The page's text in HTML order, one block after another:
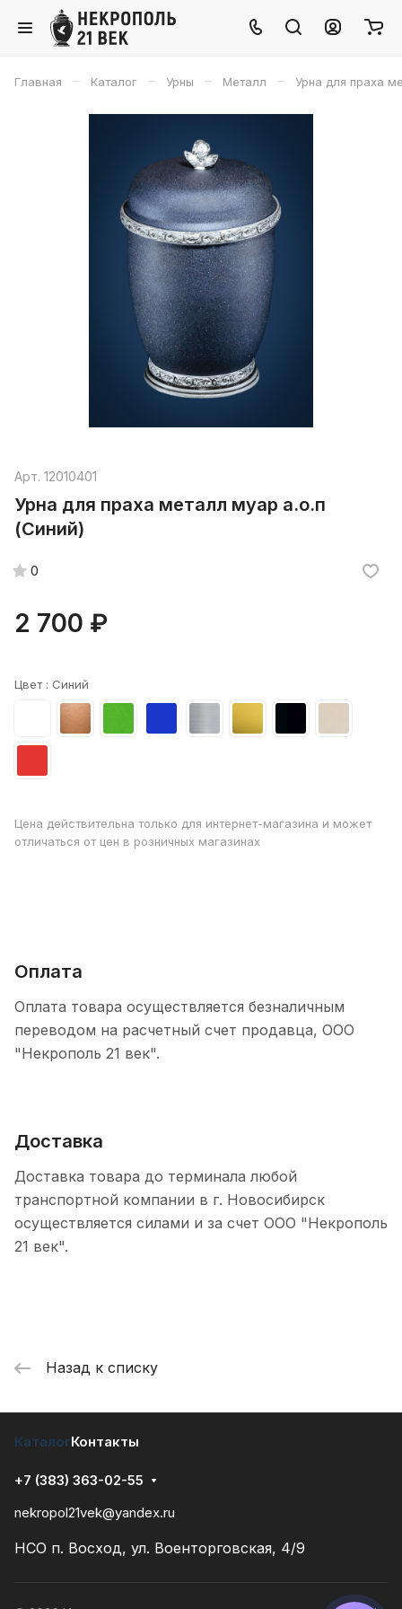
Главная – Каталог – Урны – Металл – Урна для праха
Арт. 12010401
Урна для праха металл муар а.о.п
(Синий)
0
2 700 ₽
Цвет : Синий
Цена действительна только для интернет-магазина и может
отличаться от цен в розничных магазинах
Оплата
Оплата товара осуществляется безналичным
переводом на расчетный счет продавца, ООО
"Некрополь 21 век".
Доставка
Доставка товара до терминала любой
транспортной компании в г. Новосибирск
осуществляется силами и за счет ООО "Некрополь
21 век".
Назад к списку
КаталогКонтакты
+7 (383) 363-02-55
nekropol21vek@yandex.ru
НСО п. Восход, ул. Военторговская, 4/9